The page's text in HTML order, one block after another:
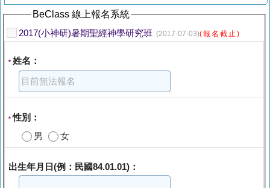
BeClass 線上報名系統
2017(小神研)暑期聖經神學研究班 (2017-07-03)(報名截止)
* 姓名：
*性別：
男
女
出生年月日(例：民國84.01.01)：